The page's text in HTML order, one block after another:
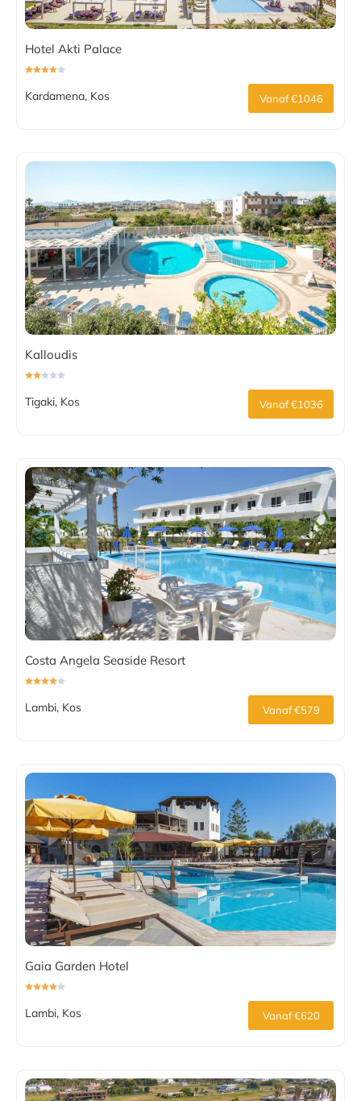
Hotel Akti Palace
Kardamena, Kos Vanaf €1046
Kalloudis
Tigaki, Kos Vanaf €1036
Costa Angela Seaside Resort
Lambi, Kos Vanaf €579
Gaia Garden Hotel
Lambi, Kos Vanaf €620